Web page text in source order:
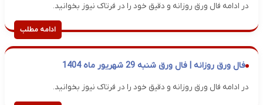
در ادامه فال ورق روزانه و دقیق خود را در فرتاک نیوز بخوانید.
ادامه مطلب
فال ورق روزانه | فال ورق شنبه 29 شهریور ماه 1404
در ادامه فال ورق روزانه و دقیق خود را در فرتاک نیوز بخوانید.